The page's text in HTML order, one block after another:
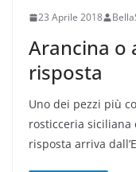
23 Aprile 2018
Arancina o
risposta
Uno dei pezzi più
rosticceria siciliana
risposta arriva